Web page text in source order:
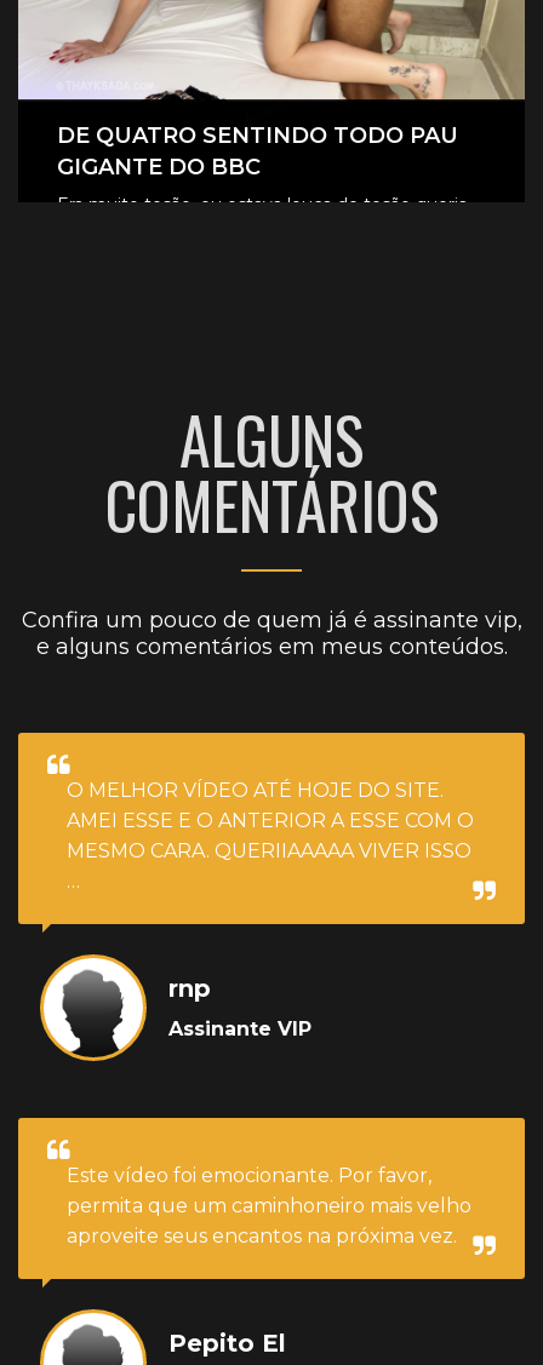
DE QUATRO SENTINDO TODO PAU
GIGANTE DO BBC
Era muito tesão, eu estava louca de tesão queria
ALGUNS
COMENTÁRIOS
Confira um pouco de quem já é assinante vip,
e alguns comentários em meus conteúdos.
O MELHOR VÍDEO ATÉ HOJE DO SITE.
AMEI ESSE E O ANTERIOR A ESSE COM O
MESMO CARA. QUERIIAAAAA VIVER ISSO
…
rnp
Assinante VIP
Este vídeo foi emocionante. Por favor,
permita que um caminhoneiro mais velho
aproveite seus encantos na próxima vez.
Pepito El